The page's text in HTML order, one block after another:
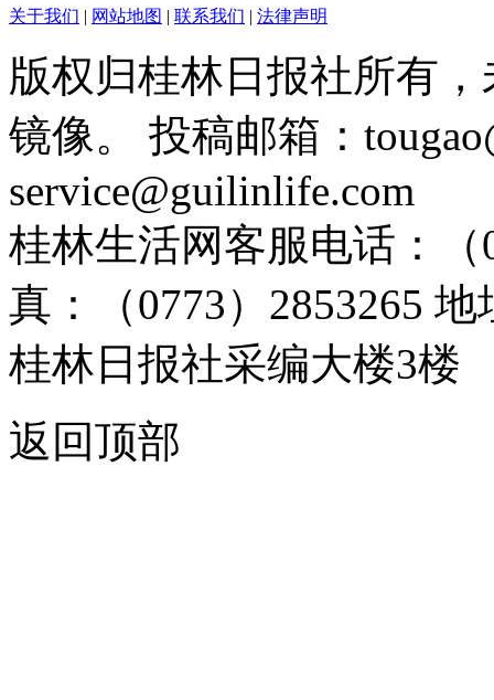
关于我们 | 网站地图 | 联系我们 | 法律声明
版权归桂林日报社所有
镜像。 投稿邮箱：
service@guilinlife.com
桂林生活网客服电话：（
真：（0773）2853265
桂林日报社采编大楼3楼
返回顶部